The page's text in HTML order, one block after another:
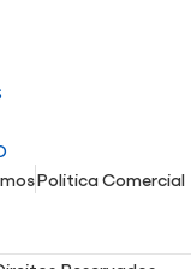
Politica Comercial